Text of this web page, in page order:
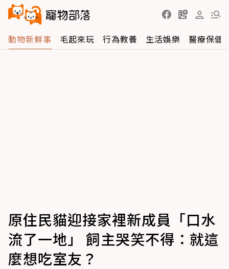
動物新鮮事 毛起來玩 行為教養 生活娛樂 醫療保健
原住民貓迎接家裡新成員「口水
流了一地」 飼主哭笑不得：就這
麼想吃室友？